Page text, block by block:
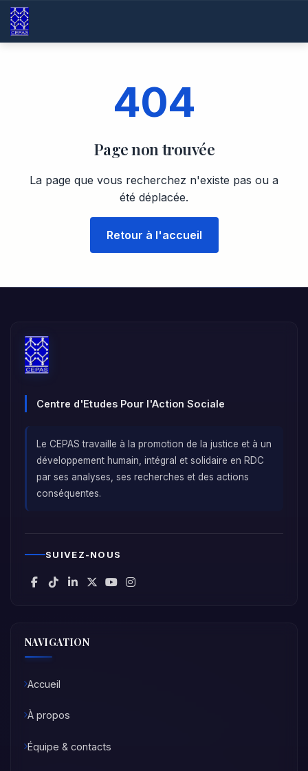
404
Page non trouvée
La page que vous recherchez n'existe pas ou a
été déplacée.
Retour à l'accueil
Centre d'Etudes Pour l'Action Sociale
Le CEPAS travaille à la promotion de la justice et à un
développement humain, intégral et solidaire en RDC
par ses analyses, ses recherches et des actions
conséquentes.
SUIVEZ-NOUS
NAVIGATION
Accueil
À propos
Équipe & contacts